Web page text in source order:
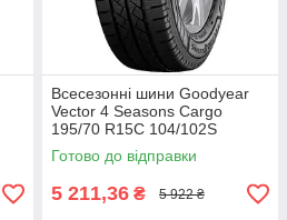
Всесезонні шини Goodyear
Vector 4 Seasons Cargo
195/70 R15C 104/102S
Готово до відправки
5 211,36 ₴ 5 922 ₴